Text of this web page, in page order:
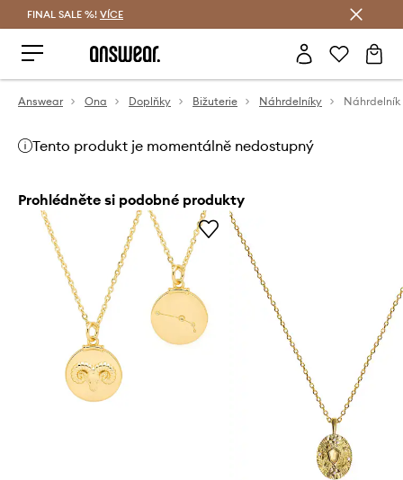
FINAL SALE %! VÍCE
Answear Ona Doplňky Bižuterie Náhrdelníky Náhrdelník
Tento produkt je momentálně nedostupný
Prohlédněte si podobné produkty